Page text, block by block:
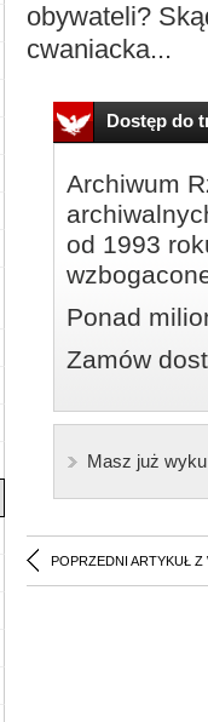
obywateli?
cwaniacka...
Dostęp do
Archiwum
od 1993
Ponad
Zamów
Masz już
POPRZEDNI ARTYKUŁ Z